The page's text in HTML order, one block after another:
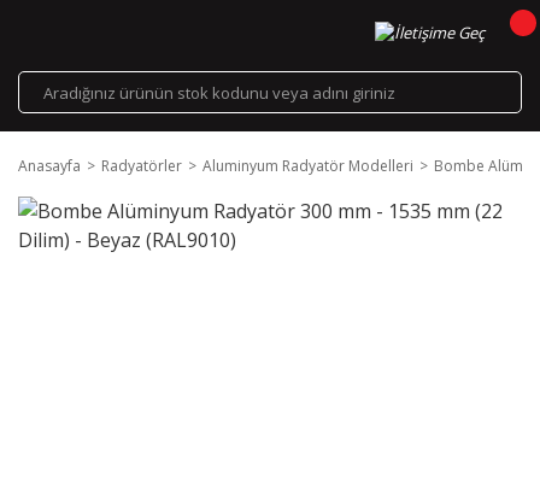
Anasayfa Radyatörler Aluminyum Radyatör Modelleri Bombe